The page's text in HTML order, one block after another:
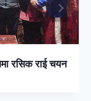
रसिक राई चयन